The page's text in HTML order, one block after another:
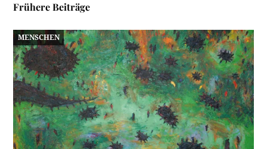
Frühere Beiträge
MENSCHEN